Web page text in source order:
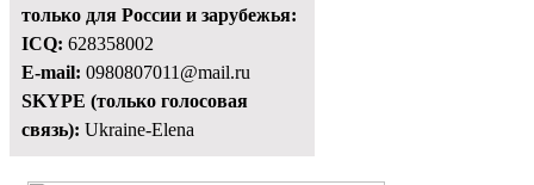
только для России и зарубежья:
ICQ: 628358002
E-mail: 0980807011@mail.ru
SKYPE (только голосовая
связь): Ukraine-Elena